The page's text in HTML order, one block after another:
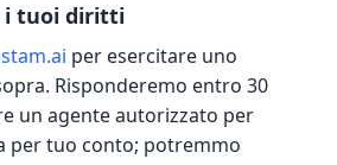
i tuoi diritti
per esercitare uno
Risponderemo entro 30
un agente autorizzato per
per tuo conto; potremmo